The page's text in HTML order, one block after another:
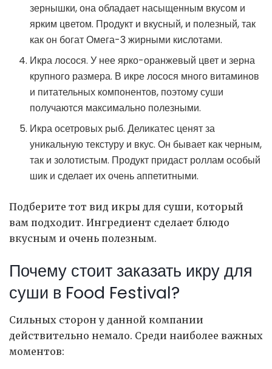
зернышки, она обладает насыщенным вкусом и
ярким цветом. Продукт и вкусный, и полезный, так
как он богат Омега-3 жирными кислотами.
Икра лосося. У нее ярко-оранжевый цвет и зерна
крупного размера. В икре лосося много витаминов
и питательных компонентов, поэтому суши
получаются максимально полезными.
Икра осетровых рыб. Деликатес ценят за
уникальную текстуру и вкус. Он бывает как черным,
так и золотистым. Продукт придаст роллам особый
шик и сделает их очень аппетитными.
Подберите тот вид икры для суши, который
вам подходит. Ингредиент сделает блюдо
вкусным и очень полезным.
Почему стоит заказать икру для
суши в Food Festival?
Сильных сторон у данной компании
действительно немало. Среди наиболее важных
моментов: